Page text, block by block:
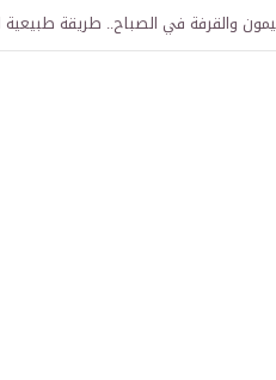
جديدة بعد توقيع اتفاقية الدفاع